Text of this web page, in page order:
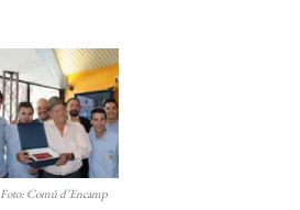
Foto: Comú d’Encamp